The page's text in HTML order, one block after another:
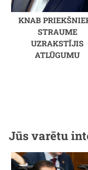
KNAB
STRAUME
UZRAKSTĪJIS
ATLŪGUMU
Jūs varētu